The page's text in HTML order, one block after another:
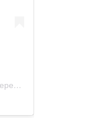
Una publicación compartida por Música Independiente Perú 🇵🇪 (@musica.independiente.peru)